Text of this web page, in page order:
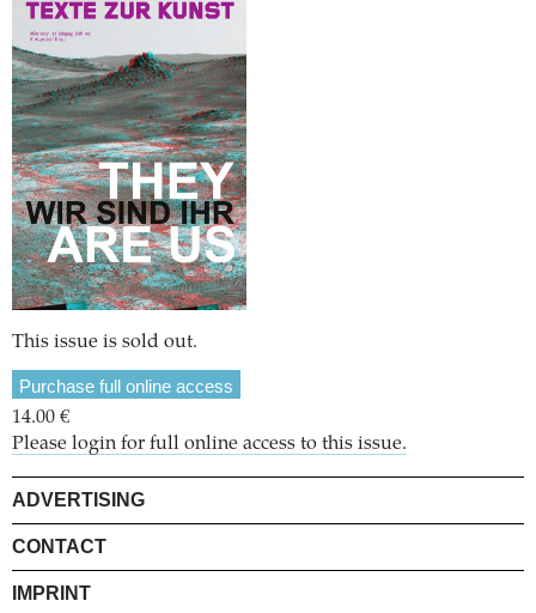
This issue is sold out.
Purchase full online access
14.00 €
Please login for full online access to this issue.
ADVERTISING
CONTACT
IMPRINT